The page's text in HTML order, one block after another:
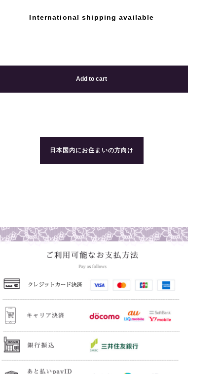
International shipping available
Add to cart
日本国内にお住まいの方向け